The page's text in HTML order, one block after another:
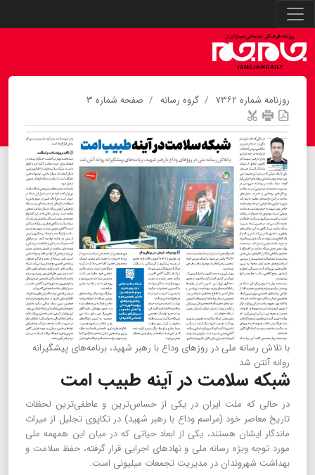
روزنامه شماره ۷۳۶۲ گروه رسانه صفحه شماره ۳
با تلاش رسانه ملی در روزهای وداع با رهبر شهید، برنامه‌های پیشگیرانه
روانه آنتن شد
شبکه سلامت در آینه طبیب امت
در حالی ‌که ملت ایران در یکی از حساس‌ترین و عاطفی‌ترین لحظات
تاریخ معاصر خود (مراسم وداع با رهبر شهید) در تکاپوی تجلیل از میراث
ماندگار ایشان هستند، یکی از ابعاد حیاتی که در میان این همهمه ملی
مورد توجه ویژه رسانه ملی و نهادهای اجرایی قرار گرفته، حفظ سلامت و
بهداشت شهروندان در مدیریت تجمعات میلیونی است.